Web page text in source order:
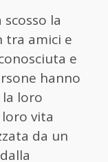
la
tra amici e
e
hanno
loro
vita
da un